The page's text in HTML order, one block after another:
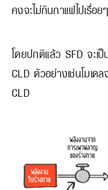
คงจะไม่กินกาแฟไปเรื่อ
โดยปกติแล้ว SFD จะ
CLD ตัวอย่างเช่นโมเด
CLD